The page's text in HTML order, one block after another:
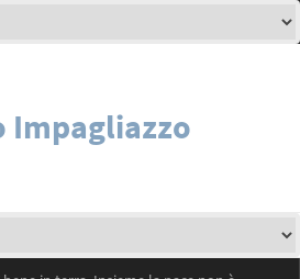
Impagliazzo